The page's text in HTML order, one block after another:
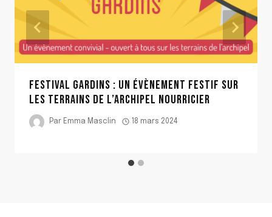
FESTIVAL GARDINS : UN ÉVÈNEMENT FESTIF SUR
LES TERRAINS DE L’ARCHIPEL NOURRICIER
Par Emma Masclin 18 mars 2024